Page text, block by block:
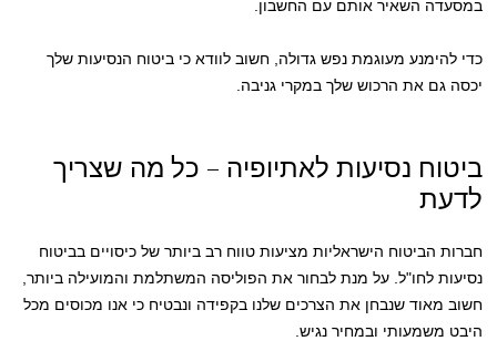
במסעדה השאיר אותם עם החשבון.
כדי להימנע מעוגמת נפש גדולה, חשוב לוודא כי ביטוח הנסיעות שלך
יכסה גם את הרכוש שלך במקרי גניבה.
ביטוח נסיעות לאתיופיה – כל מה שצריך
לדעת
חברות הביטוח הישראליות מציעות טווח רב ביותר של כיסויים בביטוח
נסיעות לחו"ל. על מנת לבחור את הפוליסה המשתלמת והמועילה ביותר,
חשוב מאוד שנבחן את הצרכים שלנו בקפידה ונבטיח כי אנו מכוסים מכל
היבט משמעותי ובמחיר נגיש.